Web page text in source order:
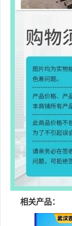
相关产品：